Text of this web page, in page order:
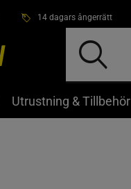
14 dagars ångerrätt
Utrustning & Tillbehör